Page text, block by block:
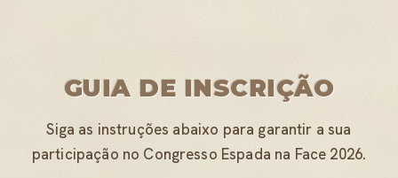
GUIA DE INSCRIÇÃO
Siga as instruções abaixo para garantir a sua
participação no Congresso Espada na Face 2026.